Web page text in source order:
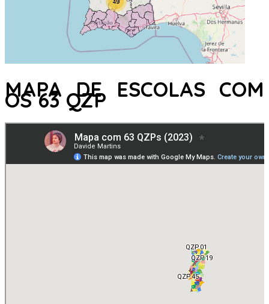
MAPA DE ESCOLAS COM
OS 63 QZP